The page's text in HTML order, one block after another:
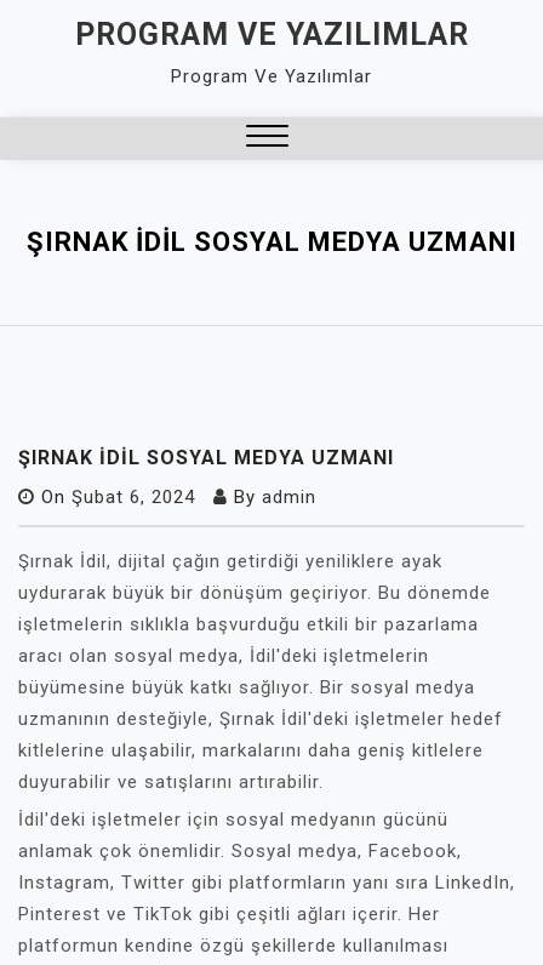
PROGRAM VE YAZILIMLAR
Program Ve Yazılımlar
ŞIRNAK İDIL SOSYAL MEDYA UZMANI
ŞIRNAK İDIL SOSYAL MEDYA UZMANI
On Şubat 6, 2024 By admin
Şırnak İdil, dijital çağın getirdiği yeniliklere ayak
uydurarak büyük bir dönüşüm geçiriyor. Bu dönemde
işletmelerin sıklıkla başvurduğu etkili bir pazarlama
aracı olan sosyal medya, İdil'deki işletmelerin
büyümesine büyük katkı sağlıyor. Bir sosyal medya
uzmanının desteğiyle, Şırnak İdil'deki işletmeler hedef
kitlelerine ulaşabilir, markalarını daha geniş kitlelere
duyurabilir ve satışlarını artırabilir.
İdil'deki işletmeler için sosyal medyanın gücünü
anlamak çok önemlidir. Sosyal medya, Facebook,
Instagram, Twitter gibi platformların yanı sıra LinkedIn,
Pinterest ve TikTok gibi çeşitli ağları içerir. Her
platformun kendine özgü şekillerde kullanılması